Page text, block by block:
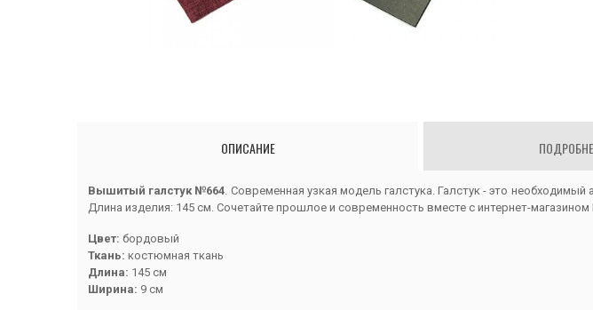
ОПИСАНИЕ
Вышитый галстук №664. Современная узкая модель галстука. Галстук - это
Длина изделия: 145 см. Сочетайте прошлое и современность вместе с интернет-магазином
Цвет: бордовый
Ткань: костюмная ткань
Длина: 145 см
Ширина: 9 см